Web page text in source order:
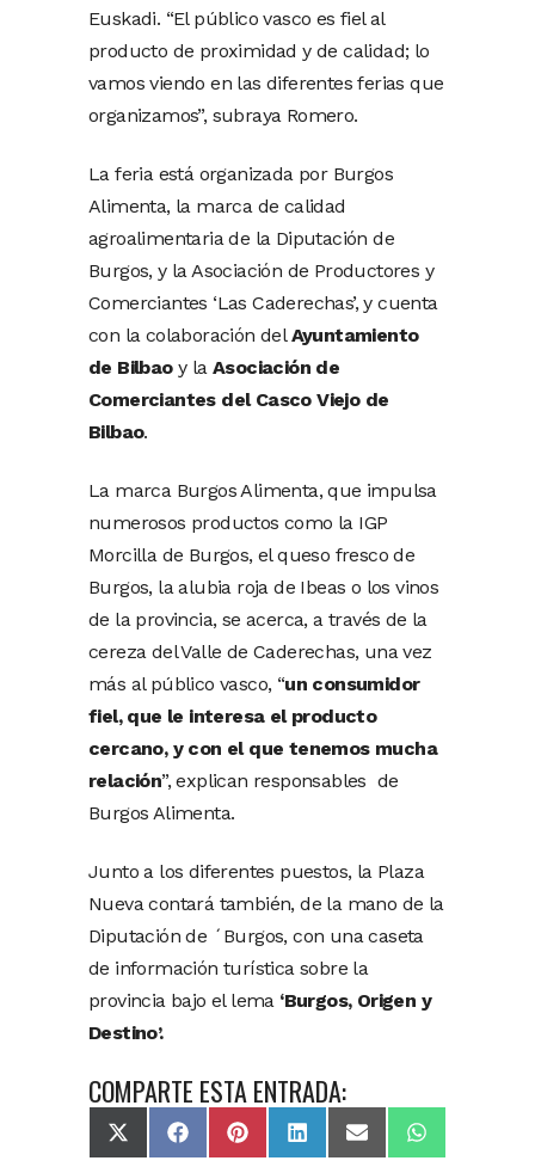
Euskadi. “El público vasco es fiel al
producto de proximidad y de calidad; lo
vamos viendo en las diferentes ferias que
organizamos”, subraya Romero.
La feria está organizada por Burgos
Alimenta, la marca de calidad
agroalimentaria de la Diputación de
Burgos, y la Asociación de Productores y
Comerciantes ‘Las Caderechas’, y cuenta
con la colaboración delAyuntamiento
de Bilbaoy laAsociación de
Comerciantes del Casco Viejo de
Bilbao.
La marca Burgos Alimenta, que impulsa
numerosos productos como la IGP
Morcilla de Burgos, el queso fresco de
Burgos, la alubia roja de Ibeas o los vinos
de la provincia, se acerca, a través de la
cereza del Valle de Caderechas, una vez
más al público vasco, “un consumidor
fiel, que le interesa el producto
cercano, y con el que tenemos mucha
relación”, explican responsables de
Burgos Alimenta.
Junto a los diferentes puestos, la Plaza
Nueva contará también, de la mano de la
Diputación de ´Burgos, con una caseta
de información turística sobre la
provincia bajo el lema ‘Burgos, Origen y
Destino’.
COMPARTE ESTA ENTRADA:
X
(Twitter)
FacebookPinterestLinkedInEmail WhatsApp